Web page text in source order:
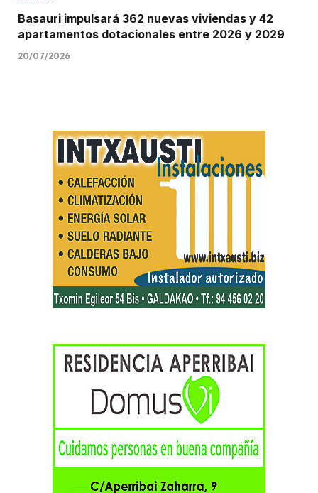
Basauri impulsará 362 nuevas viviendas y 42
apartamentos dotacionales entre 2026 y 2029
20/07/2026